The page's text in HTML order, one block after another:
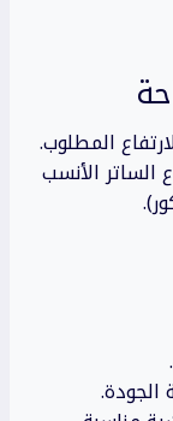
المطلوب.
الساتر الأنسب